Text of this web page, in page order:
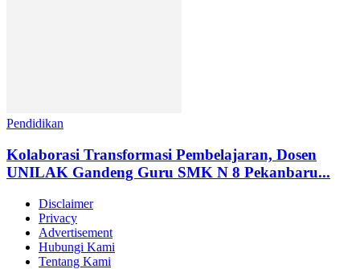
Pendidikan
Kolaborasi Transformasi Pembelajaran, Dosen
UNILAK Gandeng Guru SMK N 8 Pekanbaru...
Disclaimer
Privacy
Advertisement
Hubungi Kami
Tentang Kami